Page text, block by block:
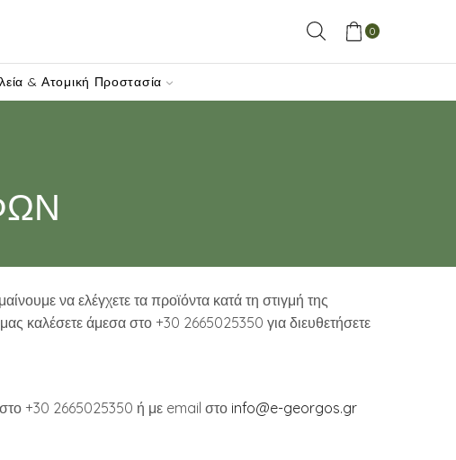
0
& Ατομική Προστασία
να ελέγχετε τα προϊόντα κατά τη στιγμή της
καλέσετε άμεσα στο +30 2665025350 για διευθετήσετε
+30 2665025350 ή με email στο info@e-georgos.gr